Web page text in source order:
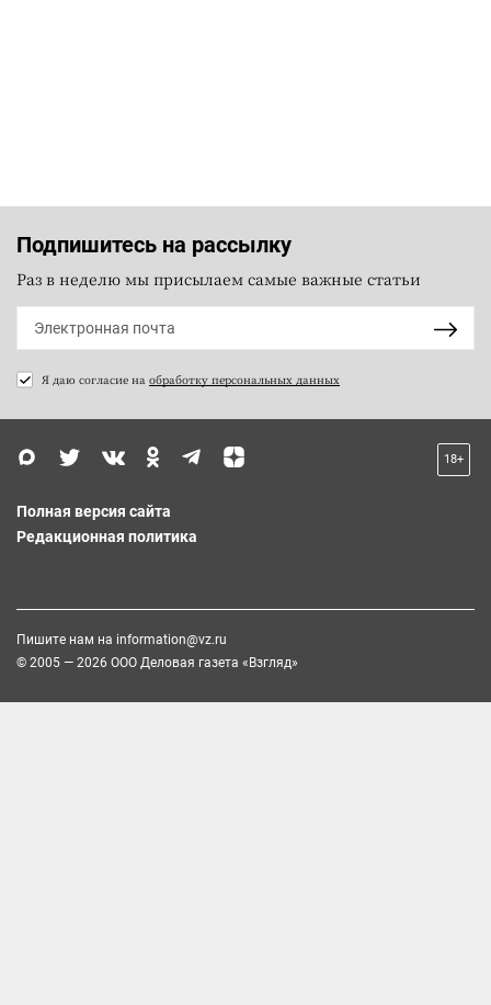
Подпишитесь на рассылку
Раз в неделю мы присылаем самые важные статьи
Я даю согласие на обработку персональных данных
18+
Полная версия сайта
Редакционная политика
Пишите нам на information@vz.ru
© 2005 — 2026 ООО Деловая газета «Взгляд»